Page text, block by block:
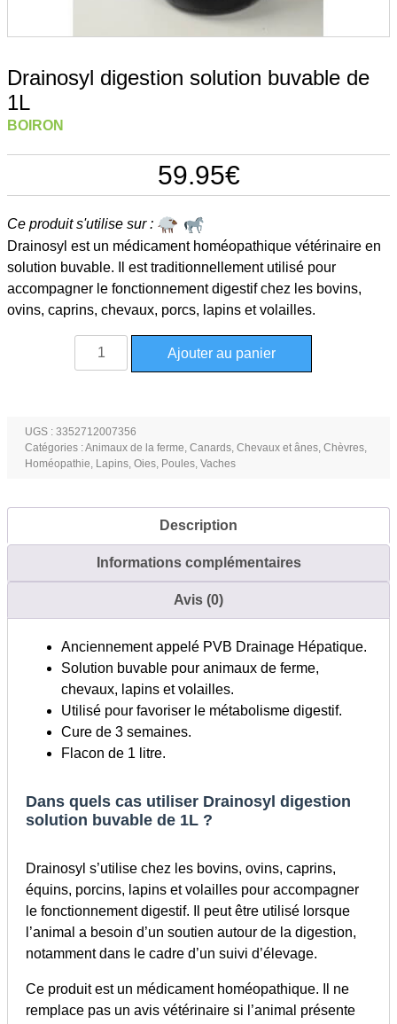
Drainosyl digestion solution buvable de
1L
BOIRON
59.95€
Ce produit s'utilise sur :
Drainosyl est un médicament homéopathique vétérinaire en
solution buvable. Il est traditionnellement utilisé pour
accompagner le fonctionnement digestif chez les bovins,
ovins, caprins, chevaux, porcs, lapins et volailles.
quantité
de
solution
buvable
de
Ajouter au panier
UGS : 3352712007356
Catégories :Animaux de la ferme, Canards, Chevaux et ânes, Chèvres,
Homéopathie, Lapins, Oies, Poules, Vaches
Description
Informations complémentaires
Avis (0)
Anciennement appelé PVB Drainage Hépatique.
Solution buvable pour animaux de ferme,
chevaux, lapins et volailles.
Utilisé pour favoriser le métabolisme digestif.
Cure de 3 semaines.
Flacon de 1 litre.
Dans quels cas utiliser Drainosyl digestion
solution buvable de 1L ?
Drainosyl s’utilise chez les bovins, ovins, caprins,
équins, porcins, lapins et volailles pour accompagner
le fonctionnement digestif. Il peut être utilisé lorsque
l’animal a besoin d’un soutien autour de la digestion,
notamment dans le cadre d’un suivi d’élevage.
Ce produit est un médicament homéopathique. Il ne
remplace pas un avis vétérinaire si l’animal présente